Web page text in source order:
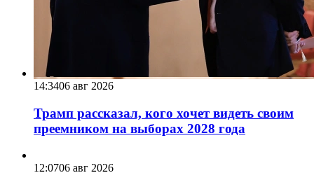
14:3406 авг 2026
Трамп рассказал, кого хочет видеть своим
преемником на выборах 2028 года
12:0706 авг 2026